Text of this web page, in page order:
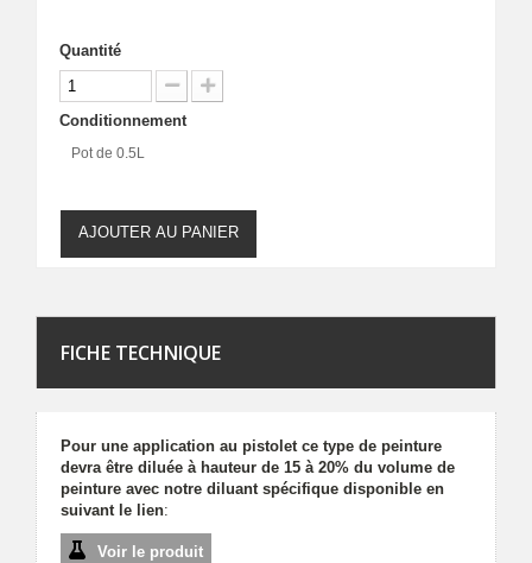
Quantité
Conditionnement
Pot de 0.5L
AJOUTER AU PANIER
FICHE TECHNIQUE
Pour une application au pistolet ce type de peinture
devra être diluée à hauteur de 15 à 20% du volume de
peinture avec notre diluant spécifique disponible en
suivant le lien:
Voir le produit